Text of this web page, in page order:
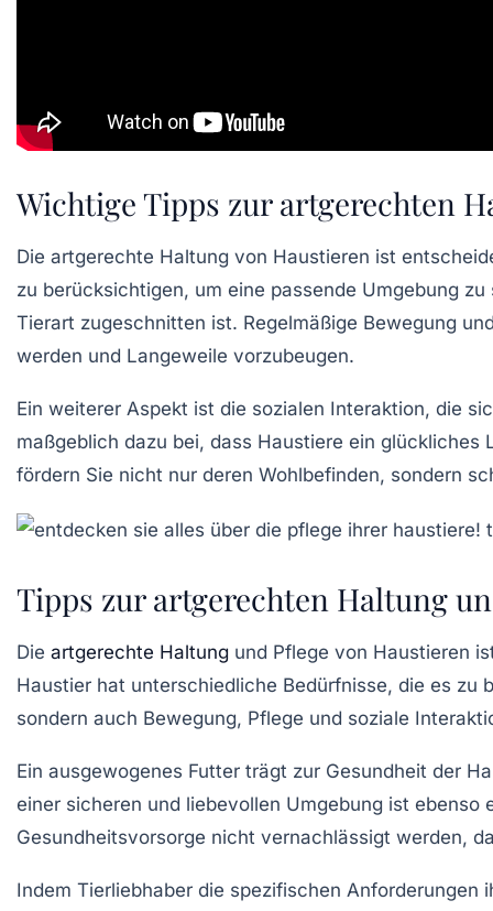
Wichtige Tipps zur artgerechten
Die artgerechte Haltung von Haustieren ist
zu berücksichtigen, um eine passende Umgebung zu
Tierart zugeschnitten ist. Regelmäßige Bewegung
werden und Langeweile vorzubeugen.
Ein weiterer Aspekt ist die sozialen Interaktion, die
maßgeblich dazu bei, dass Haustiere ein
fördern Sie nicht nur deren Wohlbefinden, sondern
Tipps zur artgerechten Haltung
Die artgerechte Haltung und Pflege von Haustieren
Haustier hat unterschiedliche Bedürfnisse, die es
sondern auch Bewegung, Pflege und soziale
Ein ausgewogenes Futter trägt zur Gesundheit der
einer sicheren und liebevollen Umgebung ist
Gesundheitsvorsorge nicht vernachlässigt werden,
Indem Tierliebhaber die spezifischen